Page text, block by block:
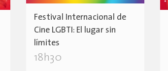
Festival Internacional de
Cine LGBTI: El lugar sin
límites
18h30